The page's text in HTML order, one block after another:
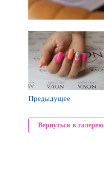
Предыдущее
Вернуться в галерею